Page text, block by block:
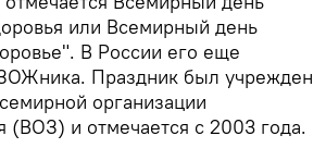
или Всемирный день
В России его еще
Праздник был учрежден
организации
(ВОЗ) и отмечается с 2003 года.